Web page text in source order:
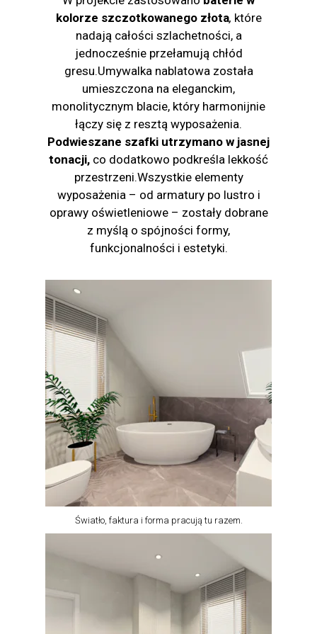
Światło, faktura i forma pracują tu razem.
kolorze szczotkowanego złota, które
nadają całości szlachetności, a
jednocześnie przełamują chłód
gresu.Umywalka nablatowa została
umieszczona na eleganckim,
monolitycznym blacie, który harmonijnie
łączy się z resztą wyposażenia.
Podwieszane szafki utrzymano w jasnej
tonacji, co dodatkowo podkreśla lekkość
przestrzeni.Wszystkie elementy
wyposażenia – od armatury po lustro i
oprawy oświetleniowe – zostały dobrane
z myślą o spójności formy,
funkcjonalności i estetyki.